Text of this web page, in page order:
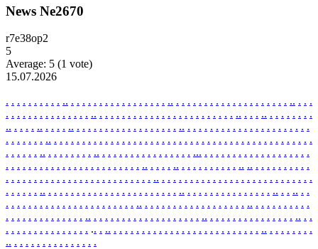
News Ne2670
r7e38op2
5
Average: 5 (1 vote)
15.07.2026
. . . . . . . . . . .. . . . . . . . . . . . . . . . . . .. . . . . . . . . . . . . . . . . . . . . .. . . .
. . . . . . . . . . . . . . . .. . . . . . . . . . . . . . . . . . . . . . . . . .. . . . .. . . . . . . . .
.. . . . . .. . . . . .. . . . . . . . . . . . . . . . . . . .. . . . . . . . . . . . . . . . . . . . . . .
. . . . . . . .. . . . . . . . . . . . . . . . . . . . . . . . . . . . . . . . . . . . . . . . . . . . . . .
. . . . . . .. . . . . . . . . .. . . . . . . . . . . . . . . . . ... . . . . . . . . . . . . . . . . . . .
. . . . . . . . . . . . . . . . . . . . . . . . .. . . . . .. . . . . . . . . . . .. .. . . . . . . . . . .
. . . . . . . . . . . . . . . . . . . . . . . . . . .. . . . . . . . . . . . . . . . . . . . . . . . . . . .
. . . . . . .. . . . . . . . . . . . . . . . . . . . . . . . .. . . . . . . . . . . . . . . . .. . . .. . .
. . . . . . . . . . . . . . . . . . . . . . . .. . . . . . . . . . . . . . . . . . . .. . . . . . . . . . .
. . . . . . . . . . . . . . .. . . . . . . . . . . . . . . . . . . . .. . . . . . . . . . . . . . . . .. . .
. . . . . . . . . . . . . . . .. . .. . . . . . . . . . . . . . . . . . . . . . . . . . . .. . . . . . . . .
.. . . . . . . . . . . . . . . .